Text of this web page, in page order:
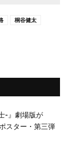
桐谷健太
-』劇場版が
スター・第三弾